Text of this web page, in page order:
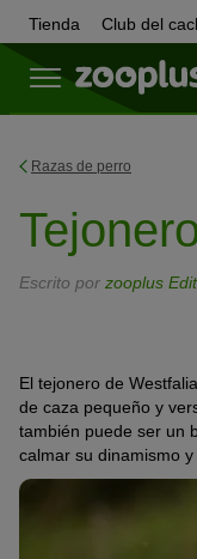
Tienda Club del
Razas de perro
Escrito por zooplus
El tejonero de
de caza pequeño y
también puede ser un
calmar su dinamismo